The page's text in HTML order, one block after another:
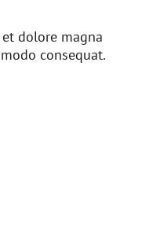
dolore magna
consequat.